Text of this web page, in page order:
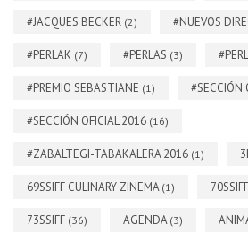
#JACQUES BECKER (2) #NUEVOS
#PERLAK (7) #PERLAS (3)
#PREMIO SEBASTIANE (1) #SECCIÓN
#SECCIÓN OFICIAL 2016 (16)
#ZABALTEGI-TABAKALERA 2016 (1)
69SSIFF CULINARY ZINEMA (1) 70SSIFF
73SSIFF (36) AGENDA (3)